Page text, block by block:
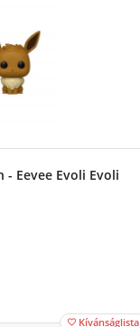
- Eevee Evoli Evoli
 Kívánságlista